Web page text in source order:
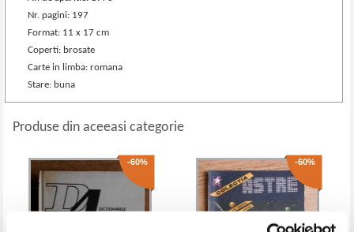
Nr. pagini: 197
Format: 11 x 17 cm
Coperti: brosate
Carte in limba: romana
Stare: buna
Produse din aceeasi categorie
-60% -60%